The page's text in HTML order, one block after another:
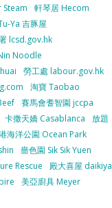
Steam
軒琴居 Hecom
Ya 吉豚屋
lcsd.gov.hk
Noodle
勞工處 labour.gov.hk
淘寶 Taobao
賽馬會耆智園 jccpa
卡撒天嬌 Casablanca
放題
海洋公園 Ocean Park
嗇色園 Sik Sik Yuen
Rescue
殿大喜屋 daikiya
美亞廚具 Meyer